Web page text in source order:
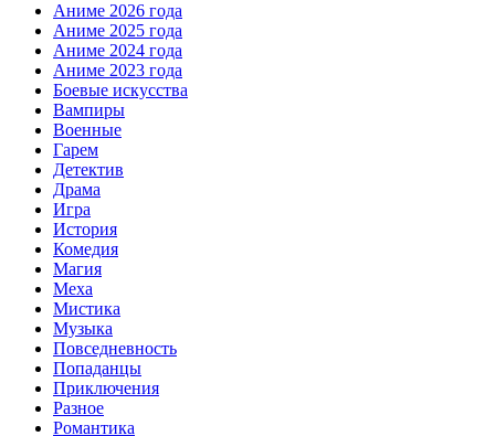
Аниме 2026 года
Аниме 2025 года
Аниме 2024 года
Аниме 2023 года
Боевые искусства
Вампиры
Военные
Гарем
Детектив
Драма
Игра
История
Комедия
Магия
Меха
Мистика
Музыка
Повседневность
Попаданцы
Приключения
Разное
Романтика